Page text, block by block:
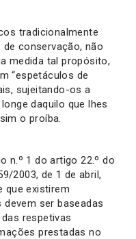
tradicionalmente
conservação, não
medida tal propósito,
“espetáculos de
sujeitando-os a
daquilo que lhes
o proíba.
n.º 1 do artigo 22.º do
2003, de 1 de abril,
que existirem
ser baseadas
respetivas
prestadas no